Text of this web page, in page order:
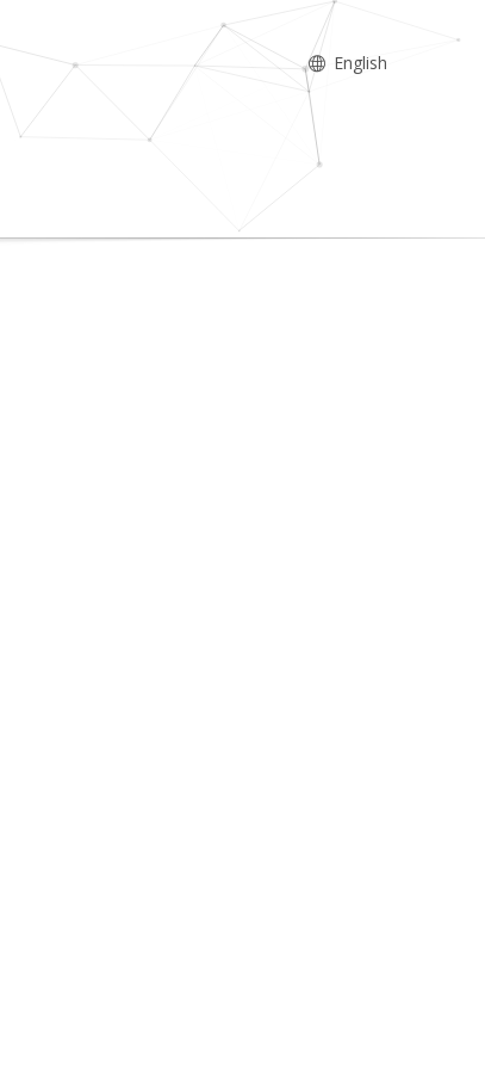
English